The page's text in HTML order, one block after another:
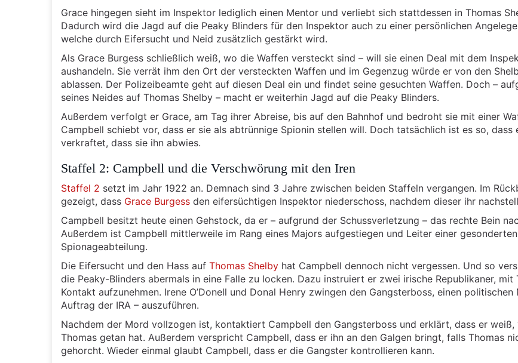
Grace hingegen sieht im Inspektor lediglich einen Mentor und verliebt sich stattdessen in Thomas
Dadurch wird die Jagd auf die Peaky Blinders für den Inspektor auch zu einer persönlichen
welche durch Eifersucht und Neid zusätzlich gestärkt wird.
Als Grace Burgess schließlich weiß, wo die Waffen versteckt sind – will sie einen Deal mit dem
aushandeln. Sie verrät ihm den Ort der versteckten Waffen und im Gegenzug würde er von den
ablassen. Der Polizeibeamte geht auf diesen Deal ein und findet seine gesuchten Waffen. Doch –
seines Neides auf Thomas Shelby – macht er weiterhin Jagd auf die Peaky Blinders.
Außerdem verfolgt er Grace, am Tag ihrer Abreise, bis auf den Bahnhof und bedroht sie mit einer
Campbell schiebt vor, dass er sie als abtrünnige Spionin stellen will. Doch tatsächlich ist es so, dass
verkraftet, dass sie ihn abwies.
Staffel 2: Campbell und die Verschwörung mit den Iren
Staffel 2 setzt im Jahr 1922 an. Demnach sind 3 Jahre zwischen beiden Staffeln vergangen. Im
gezeigt, dass Grace Burgess den eifersüchtigen Inspektor niederschoss, nachdem dieser ihr
Campbell besitzt heute einen Gehstock, da er – aufgrund der Schussverletzung – das rechte Bein
Außerdem ist Campbell mittlerweile im Rang eines Majors aufgestiegen und Leiter einer gesonderten
Spionageabteilung.
Die Eifersucht und den Hass auf Thomas Shelby hat Campbell dennoch nicht vergessen. Und so
die Peaky-Blinders abermals in eine Falle zu locken. Dazu instruiert er zwei irische Republikaner, mit
Kontakt aufzunehmen. Irene O’Donell und Donal Henry zwingen den Gangsterboss, einen politischen
Auftrag der IRA – auszuführen.
Nachdem der Mord vollzogen ist, kontaktiert Campbell den Gangsterboss und erklärt, dass er weiß,
Thomas getan hat. Außerdem verspricht Campbell, dass er ihn an den Galgen bringt, falls Thomas
gehorcht. Wieder einmal glaubt Campbell, dass er die Gangster kontrollieren kann.